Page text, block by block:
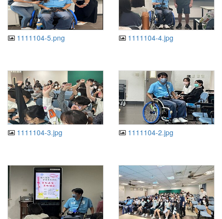
1111104-5.png 1111104-4.jpg
1111104-3.jpg 1111104-2.jpg